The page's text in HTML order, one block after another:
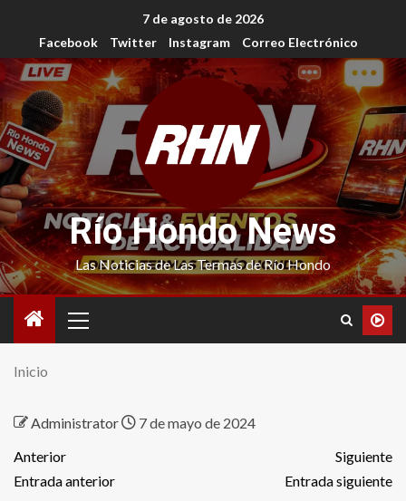
7 de agosto de 2026
Facebook
Twitter Instagram Correo Electrónico
Río Hondo News
Las Noticias de Las Termas de Río Hondo
Inicio
Administrator
7 de mayo de 2024
Anterior
Entrada anterior
Siguiente
Entrada siguiente